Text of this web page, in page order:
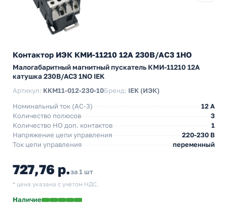
Контактор ИЭК КМИ-11210 12А 230В/АС3 1НО
Малогабаритный магнитный пускатель КМИ-11210 12А
катушка 230В/АС3 1NO IEK
Артикул: KKM11-012-230-10Бренд: IEK (ИЭК)
Номинальный ток (АС-3)
12 A
Количество полюсов
3
Количество НO доп. контактов
1
Напряжение цепи управления
220-230 В
Ток цепи управления
переменный
727,76 р.за 1 шт
* цена указана с учетом НДС.
Наличие